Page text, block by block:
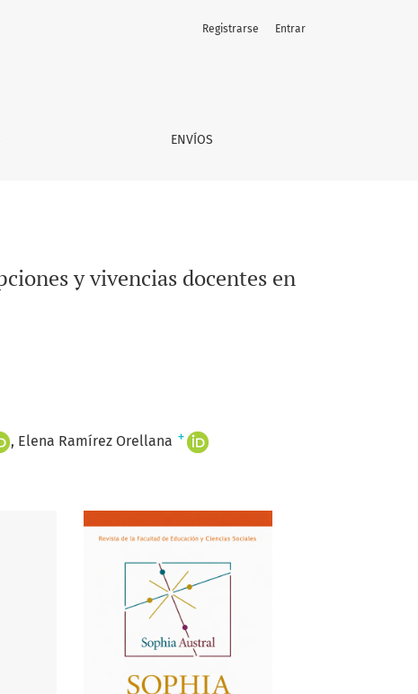
públicas de Punta Arenas
ENVÍOS
Registrarse Entrar
y vivencias docentes en
Elena Ramírez Orellana +